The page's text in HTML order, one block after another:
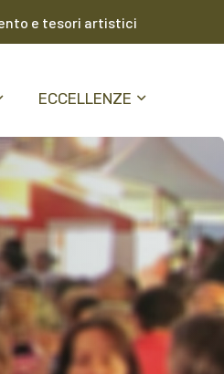
e tesori artistici
ECCELLENZE